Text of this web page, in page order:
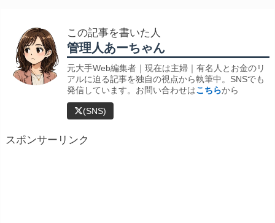
この記事を書いた人
管理人あーちゃん
元大手Web編集者｜現在は主婦｜有名人とお金のリ
アルに迫る記事を独自の視点から執筆中。SNSでも
発信しています。お問い合わせはこちらから
(SNS)
スポンサーリンク